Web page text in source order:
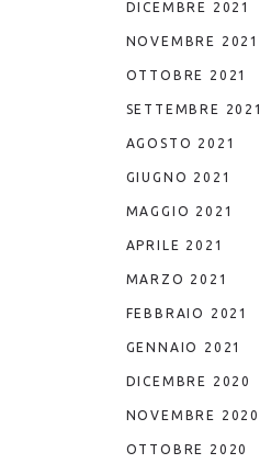
DICEMBRE 2021
NOVEMBRE 2021
OTTOBRE 2021
SETTEMBRE 2021
AGOSTO 2021
GIUGNO 2021
MAGGIO 2021
APRILE 2021
MARZO 2021
FEBBRAIO 2021
GENNAIO 2021
DICEMBRE 2020
NOVEMBRE 2020
OTTOBRE 2020